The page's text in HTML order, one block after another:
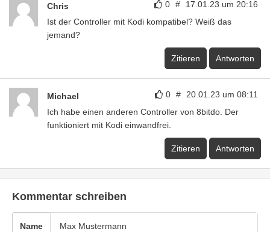
0 # 17.01.23 um 20:16
Chris
Ist der Controller mit Kodi kompatibel? Weiß das
jemand?
Zitieren Antworten
0 # 20.01.23 um 08:11
Michael
Ich habe einen anderen Controller von 8bitdo. Der
funktioniert mit Kodi einwandfrei.
Zitieren Antworten
Kommentar schreiben
Name